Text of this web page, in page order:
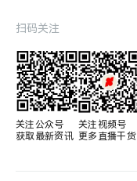
扫码关注
关注公众号
获取最新资讯
关注视频号
更多直播干货